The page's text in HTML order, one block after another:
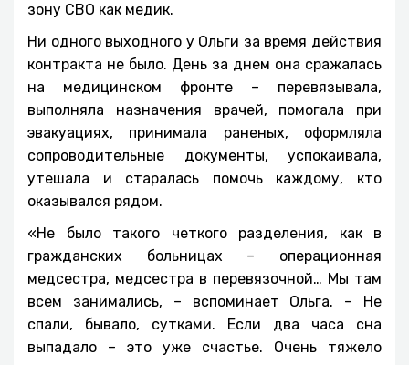
зону СВО как медик.
Ни одного выходного у Ольги за время действия
контракта не было. День за днем она сражалась
на медицинском фронте – перевязывала,
выполняла назначения врачей, помогала при
эвакуациях, принимала раненых, оформляла
сопроводительные документы, успокаивала,
утешала и старалась помочь каждому, кто
оказывался рядом.
«Не было такого четкого разделения, как в
гражданских больницах – операционная
медсестра, медсестра в перевязочной… Мы там
всем занимались, – вспоминает Ольга. – Не
спали, бывало, сутками. Если два часа сна
выпадало – это уже счастье. Очень тяжело